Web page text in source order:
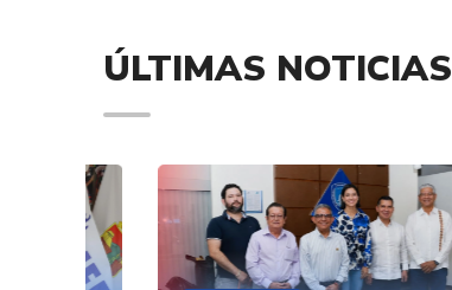
ÚLTIMAS NOTICIAS